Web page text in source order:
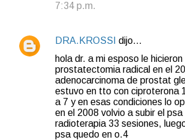
7:34 p.m.
DRA.KROSSI dijo…
hola dr. a mi esposo le hicieron
prostatectomia radical en el
adenocarcinoma de prostat
estuvo en tto con ciproterona
a 7 y en esas condiciones lo
en el 2008 volvio a subir el psa
radioterapia 33 sesiones,
psa quedo en o.4